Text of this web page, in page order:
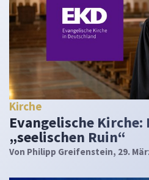
Kirche
Evangelische Kirche:
„seelischen Ruin“
Von Philipp Greifenstein, 29.